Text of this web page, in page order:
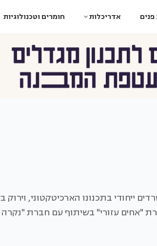
פנים אדריכלות חומרים וטכנולוגיות
ייחודי בתכנונו הארכיטקטוני, וירוק
"אחים עזורי" בשיתוף עם חברת